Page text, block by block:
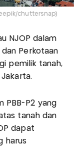
chuttersnap)
NJOP dalam
dan Perkotaan
pemilik tanah,
PBB-P2 yang
tanah dan
dapat
harus